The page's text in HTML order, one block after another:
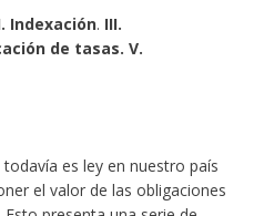
Indexación. III.
de tasas. V.
es ley en nuestro país
el valor de las obligaciones